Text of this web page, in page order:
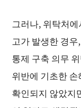
그러나, 위탁처
고가 발생한 경
통제 구축 의무
위반에 기초한
확인되지 않았지